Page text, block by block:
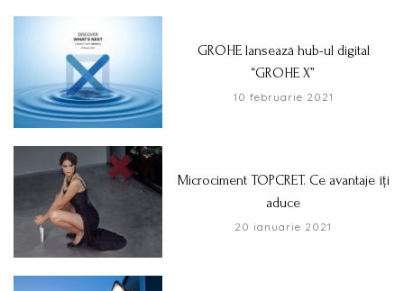
GROHE lansează hub-ul digital
“GROHE X”
10 februarie 2021
Microciment TOPCRET. Ce avantaje îți
aduce
20 ianuarie 2021